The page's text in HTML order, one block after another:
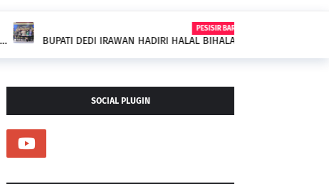
PESISIR BARAT
HALAL BIHALAL PERANTAU SUMBAGSEL DI
SOCIAL PLUGIN